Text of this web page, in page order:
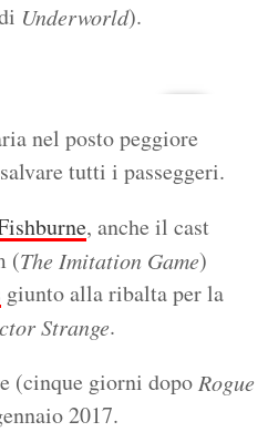
Underworld).
nel posto peggiore
tutti i passeggeri.
, anche il cast
(The Imitation Game)
giunto alla ribalta per la
Strange.
(cinque giorni dopoRogue
2017.